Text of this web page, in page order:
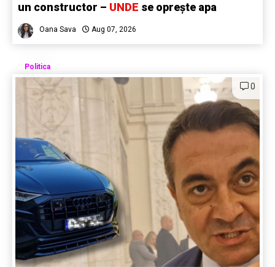
un constructor – UNDE se oprește apa
Oana Sava Aug 07, 2026
Politica
0